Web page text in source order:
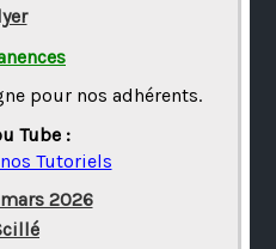
pour nos adhérents.
Tube :
Tutoriels
2026